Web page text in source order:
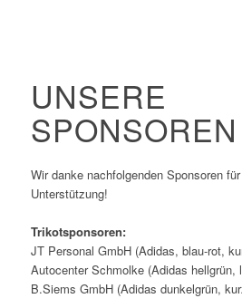
UNSERE
SPONSOREN
Wir danke nachfolgenden Sponsoren
Unterstützung!
Trikotsponsoren:
JT Personal GmbH (Adidas, blau-rot,
Autocenter Schmolke (Adidas hellgrün,
B.Siems GmbH (Adidas dunkelgrün,